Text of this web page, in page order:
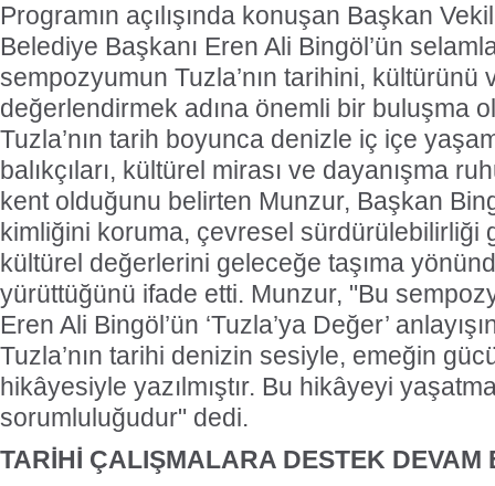
Programın açılışında konuşan Başkan
Belediye Başkanı Eren Ali Bingöl’ün
sempozyumun Tuzla’nın tarihini,
değerlendirmek adına önemli bir buluşma
Tuzla’nın tarih boyunca denizle iç içe
balıkçıları, kültürel mirası ve dayanışma
kent olduğunu belirten Munzur, Başkan
kimliğini koruma, çevresel sürdürülebilirliği
kültürel değerlerini geleceğe taşıma
yürüttüğünü ifade etti. Munzur, "Bu
Eren Ali Bingöl’ün ‘Tuzla’ya Değer’
Tuzla’nın tarihi denizin sesiyle, emeğin
hikâyesiyle yazılmıştır. Bu hikâyeyi
sorumluluğudur" dedi.
TARİHİ ÇALIŞMALARA DESTEK DEVAM